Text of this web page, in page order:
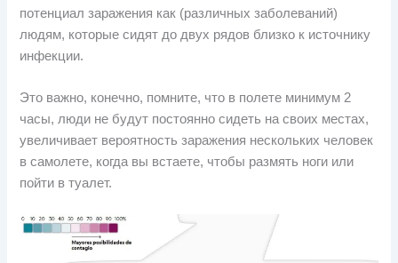
потенциал заражения как (различных заболеваний)
людям, которые сидят до двух рядов близко к источнику
инфекции.
Это важно, конечно, помните, что в полете минимум 2
часы, люди не будут постоянно сидеть на своих местах,
увеличивает вероятность заражения нескольких человек
в самолете, когда вы встаете, чтобы размять ноги или
пойти в туалет.